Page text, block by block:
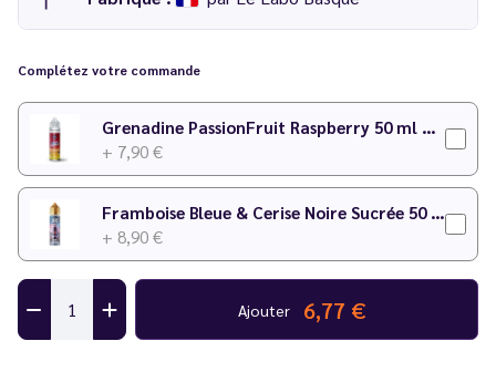
Complétez votre commande
Grenadine PassionFruit Raspberry 50 ml Puff Attack - Le Vapoteur Discount
+ 7,90 €
Framboise Bleue & Cerise Noire Sucrée 50 ml Trinity X - Le Vapoteur Discount
+ 8,90 €
Ajouter 6,77 €